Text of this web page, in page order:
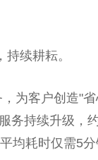
续耕耘。
为客户创造"
务持续升级，
平均耗时仅需5分